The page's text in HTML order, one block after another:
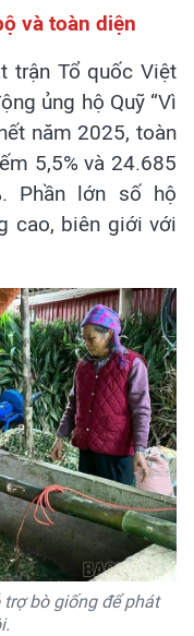
và toàn diện
trận Tổ quốc Việt
ủng hộ Quỹ “Vì
năm 2025, toàn
5,5% và 24.685
Phần lớn số hộ
cao, biên giới với
bò giống để phát